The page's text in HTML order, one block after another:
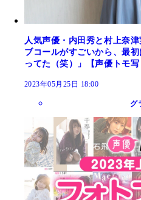
人気声優・内田秀と村上奈
ブコールがすごいから、最
ってた（笑）」【声優トモ写
2023年05月25日 18:00
グ